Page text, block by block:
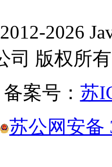
2026
司 版权所有
备案号： 苏
苏公网安备